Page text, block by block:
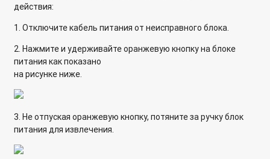
действия:
1. Отключите кабель питания от неисправного блока.
2. Нажмите и удерживайте оранжевую кнопку на блоке
питания как показано
на рисунке ниже.
3. Не отпуская оранжевую кнопку, потяните за ручку блок
питания для извлечения.